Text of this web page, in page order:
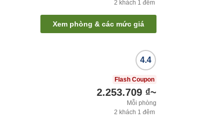
2 khách 1 đêm
Xem phòng & các mức giá
4.4
Flash Coupon
2.253.709 ₫~
Mỗi phòng
2 khách 1 đêm